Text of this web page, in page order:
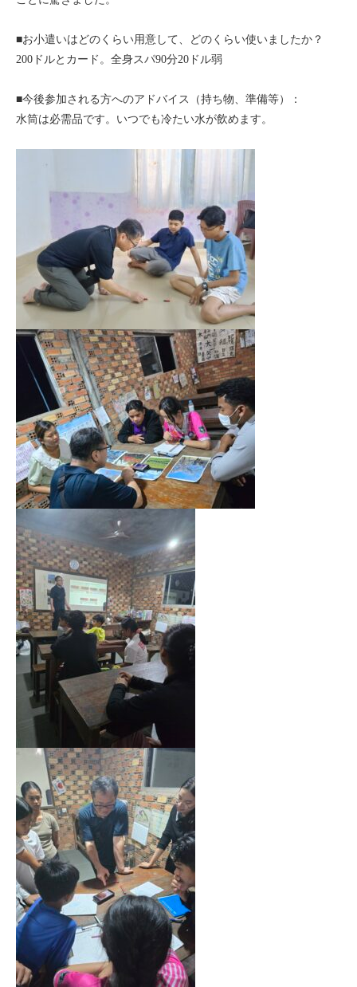
■お小遣いはどのくらい用意して、どのくらい使いましたか？
200ドルとカード。全身スパ90分20ドル弱
■今後参加される方へのアドバイス（持ち物、準備等）：
水筒は必需品です。いつでも冷たい水が飲めます。